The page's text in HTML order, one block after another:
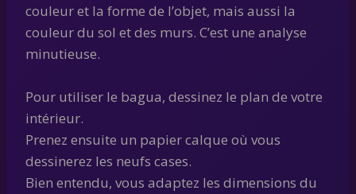
couleur et la forme de l’objet, mais aussi la
couleur du sol et des murs. C’est une analyse
minutieuse.
Pour utiliser le bagua, dessinez le plan de votre
intérieur.
Prenez ensuite un papier calque où vous
dessinerez les neufs cases.
Bien entendu, vous adaptez les dimensions du